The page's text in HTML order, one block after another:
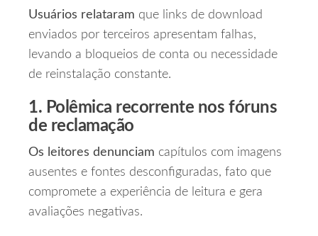
Usuários relataram que links de download
enviados por terceiros apresentam falhas,
levando a bloqueios de conta ou necessidade
de reinstalação constante.
1. Polêmica recorrente nos fóruns
de reclamação
Os leitores denunciam capítulos com imagens
ausentes e fontes desconfiguradas, fato que
compromete a experiência de leitura e gera
avaliações negativas.